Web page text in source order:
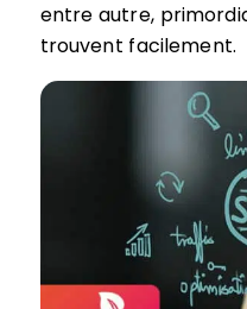
entre autre,
trouvent facilement.